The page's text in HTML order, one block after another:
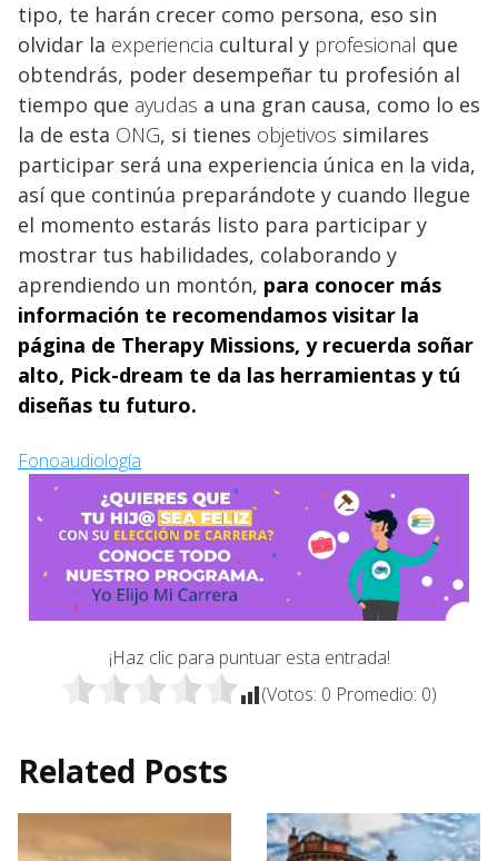
tipo, te harán crecer como persona, eso sin
olvidar la experiencia cultural y profesional que
obtendrás, poder desempeñar tu profesión al
tiempo que ayudas a una gran causa, como lo es
la de esta ONG, si tienes objetivos similares
participar será una experiencia única en la vida,
así que continúa preparándote y cuando llegue
el momento estarás listo para participar y
mostrar tus habilidades, colaborando y
aprendiendo un montón, para conocer más
información te recomendamos visitar la
página de Therapy Missions, y recuerda soñar
alto, Pick-dream te da las herramientas y tú
diseñas tu futuro.
Fonoaudiología
¡Haz clic para puntuar esta entrada!
(Votos: 0 Promedio: 0)
Related Posts